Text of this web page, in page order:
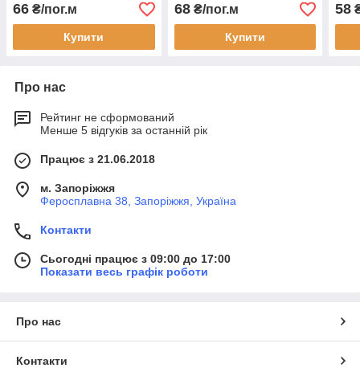
66 ₴/пог.м
Купити
68₴/пог.м
Купити
58
Про нас
Рейтинг не сформований
Менше 5 відгуків за останній рік
Працює з 21.06.2018
м. Запоріжжя
Феросплавна 38, Запоріжжя, Україна
Контакти
Сьогодні працює з 09:00 до 17:00
Показати весь графік роботи
Про нас
Контакти